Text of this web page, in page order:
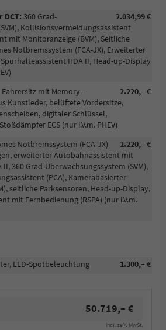
2.034,99 €
DCT:360 Grad-
Kollisionsvermeidungsassistent
mit Monitoranzeige (BVM), Seitliche
Notbremssystem (FCA-JX), Erweiterter
HDA II, Head-up-Display
2.220,– €
Fahrersitz mit Memory-
Kunstleder, belüftete Vordersitze,
digitaler Schlüssel,
ECS (nur i.V.m. PHEV)
2.220,– €
Notbremssystem (FCA-JX)
erweiterter Autobahnassistent mit
360 Grad-Überwachsungssystem (SVM),
(PCA), Kamerabasierter
seitliche Parksensoren, Head-up-Display,
mit Fernbedienung (RSPA) (nur i.V.m.
1.300,– €
LED-Spotbeleuchtung
50.719,– €
incl. 19% MwSt.